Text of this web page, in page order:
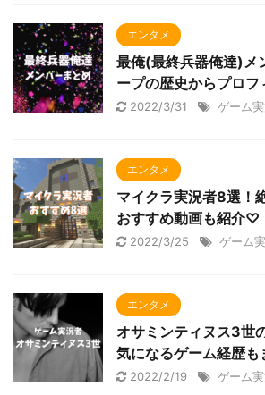
エンタメ
最俺(最終兵器俺達)メ
ープの歴史からプロ
2022/3/31 ゲーム実
エンタメ
マイクラ実況者8選！
おすすめ動画も紹介♡
2022/3/25 ゲーム
エンタメ
オサミンティヌス3世
気になるゲーム経歴も
2022/2/19 ゲーム実